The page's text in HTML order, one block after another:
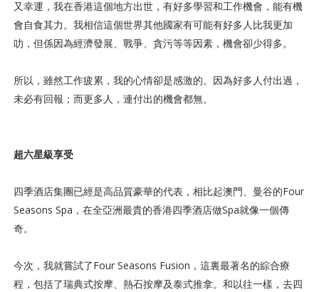
又幸運，我在香港這個地方出世，有好多學習和工作機會，能有機
會自食其力。我相信這個世界其他國家有可能有好多人比我更加
叻，但係因為經濟發展、戰爭、貪污等等因素，機會卻少得多。
所以，雖然工作疲累，我的心情卻是感激的。因為好多人付出過，
未必有回報；而更多人，連付出的機會都無。
超六星級享受
四季酒店集團已經是高品質豪華的代表，相比起澳門、曼谷的Four
Seasons Spa， 在全亞洲最貴的香港四季酒店做Spa就像一個傳
奇。
今次，我就嘗試了Four Seasons Fusion，這裏最著名的綜合療
程，包括了瑞典式按摩、熱石按摩及泰式推拿。 和以往一樣，去四